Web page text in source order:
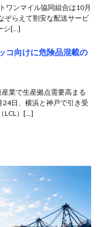
ワンマイル協同組合は10月
ぞらえて割安な配送サービ
シ[…]
コ向けに危険品混載の
業で生産拠点需要高まる
24日、横浜と神戸で引き受
LCL）[…]